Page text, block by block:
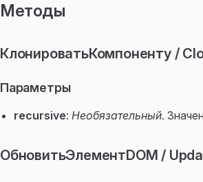
Методы
КлонироватьКомпоненту /
Параметры
recursive: Необязательный.
ОбновитьЭлементDOM /